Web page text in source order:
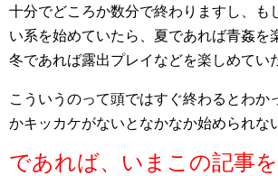
十分でどころか数分で終わりますし、も
い系を始めていたら、夏であれば青姦を
冬であれば露出プレイなどを楽しめてい
こういうのって頭ではすぐ終わるとわか
かキッカケがないとなかなか始められな
であれば、いまこの記事